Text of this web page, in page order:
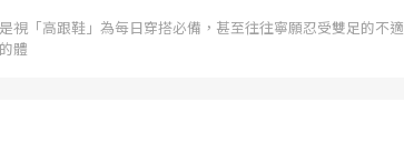
視「高跟鞋」為每日穿搭必備，甚至往往寧願忍受雙足的不適
體